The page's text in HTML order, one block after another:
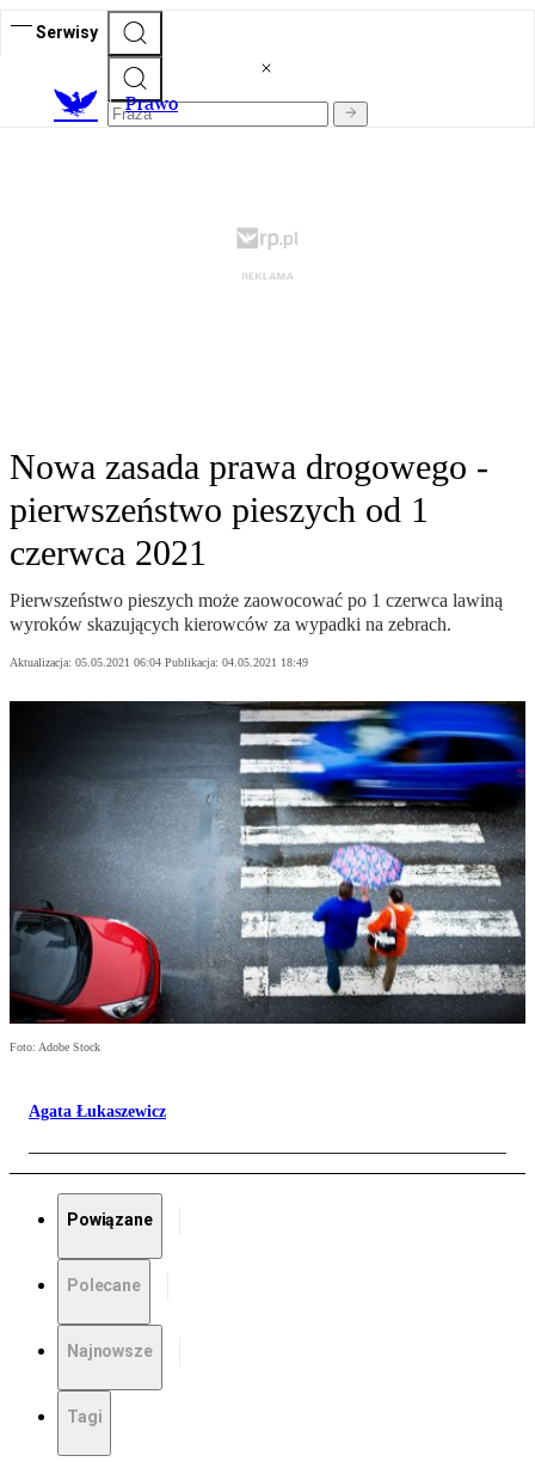
Serwisy
Prawo
Nowa zasada prawa drogowego -
pierwszeństwo pieszych od 1
czerwca 2021
Pierwszeństwo pieszych może zaowocować po 1 czerwca lawiną
wyroków skazujących kierowców za wypadki na zebrach.
Aktualizacja: 05.05.2021 06:04 Publikacja: 04.05.2021 18:49
Foto: Adobe Stock
Agata Łukaszewicz
Powiązane
Polecane
Najnowsze
Tagi